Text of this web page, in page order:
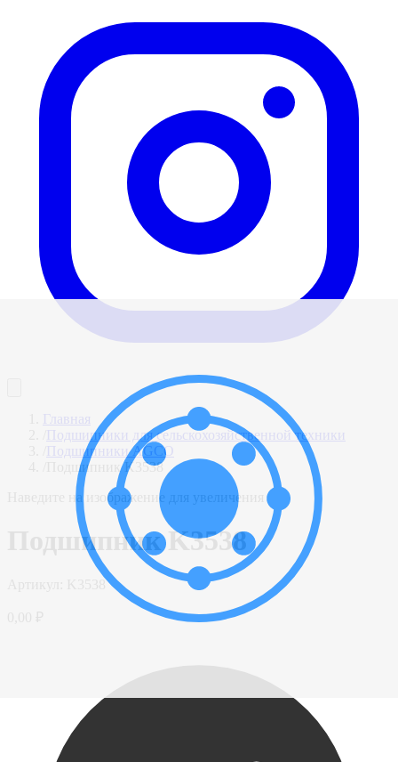
Главная
Подшипники для сельскохозяйственной техники
Подшипники AGCO
Подшипник K3538
Наведите на изображение для увеличения
Подшипник K3538
K3538